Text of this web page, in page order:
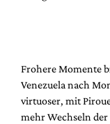
Frohere Momente
Venezuela nach
virtuoser, mit
mehr Wechseln